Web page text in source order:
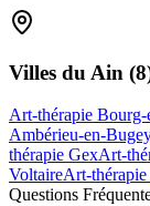
Villes du Ain (8
Art-thérapie Bourg-
Ambérieu-en-
thérapie GexArt-
VoltaireArt-
Questions